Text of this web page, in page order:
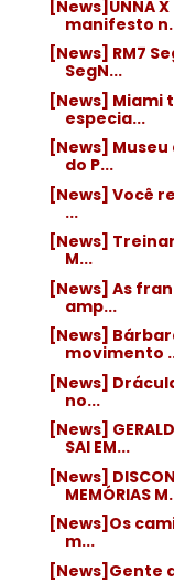
[News]UNNA
manifesto
[News] RM7
SegN...
[News] Miami
especia...
[News]
do P...
[News] Você
...
[News]
M...
[News] As
amp...
[News]
movimento
[News]
no...
[News]
SAI EM...
[News]
MEMÓRIAS
[News]Os
m...
[News]Gente